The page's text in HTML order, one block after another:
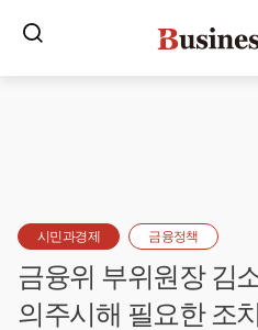
시민과경제 금융정책
금융위 부위원장 김
의주시해 필요한 조